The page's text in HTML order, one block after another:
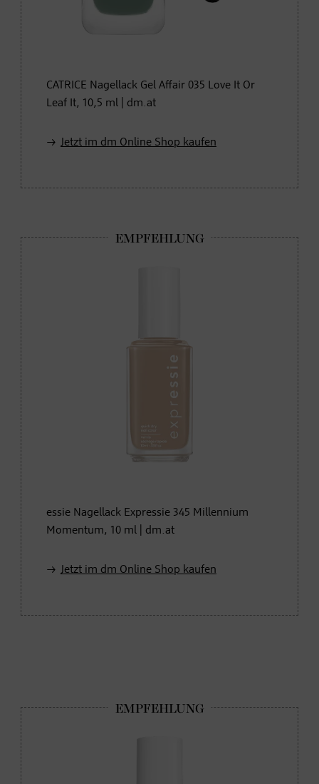
CATRICE Nagellack Gel Affair 035 Love It Or
Leaf It, 10,5 ml | dm.at
Jetzt im dm Online Shop kaufen
essie Nagellack Expressie 345 Millennium
Momentum, 10 ml | dm.at
Jetzt im dm Online Shop kaufen